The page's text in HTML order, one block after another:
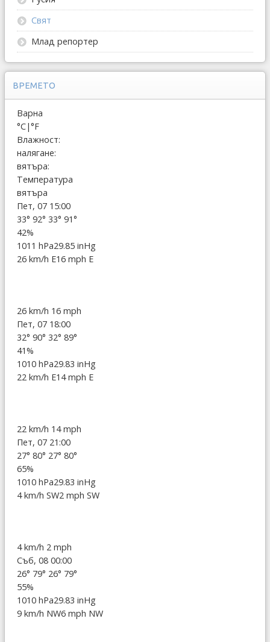
Свят
Млад репортер
ВРЕМЕТО
Варна
°C|°F
Влажност:
налягане:
вятъра:
Температура
вятъра
Пет, 07 15:00
33° 92° 33° 91°
42%
1011 hPa29.85 inHg
26 km/h E16 mph E
26 km/h 16 mph
Пет, 07 18:00
32° 90° 32° 89°
41%
1010 hPa29.83 inHg
22 km/h E14 mph E
22 km/h 14 mph
Пет, 07 21:00
27° 80° 27° 80°
65%
1010 hPa29.83 inHg
4 km/h SW2 mph SW
4 km/h 2 mph
Съб, 08 00:00
26° 79° 26° 79°
55%
1010 hPa29.83 inHg
9 km/h NW6 mph NW